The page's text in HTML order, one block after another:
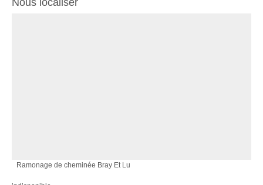
Ramonage de cheminée Bray Et Lu